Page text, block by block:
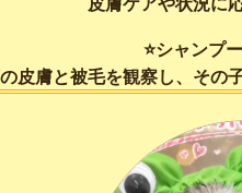
⭐️シャンプ
皮膚と被毛を観察し、その